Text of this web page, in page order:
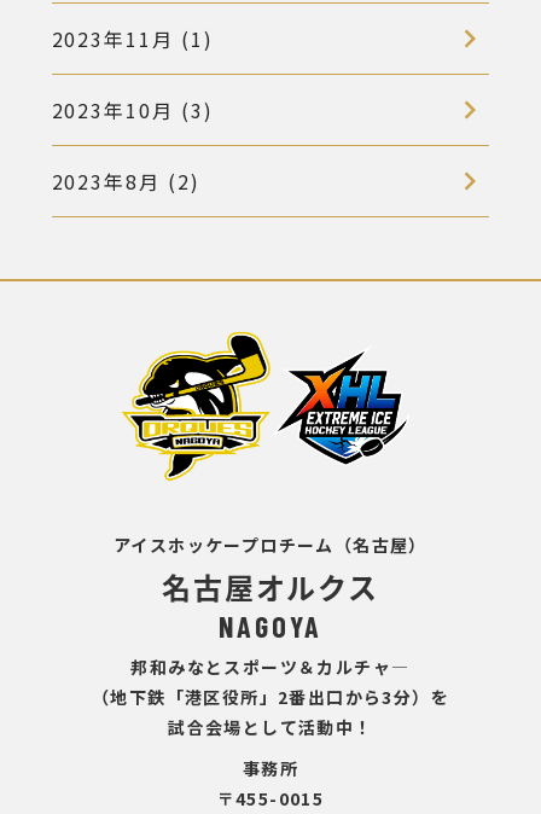
2023年11月 (1)
2023年10月 (3)
2023年8月 (2)
アイスホッケープロチーム（名古屋）
名古屋オルクス
NAGOYA
邦和みなとスポーツ＆カルチャ―
（地下鉄「港区役所」2番出口から3分）を
試合会場として活動中！
事務所
〒455-0015